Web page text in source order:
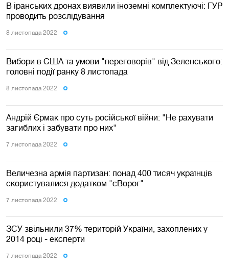
В іранських дронах виявили іноземні комплектуючі: ГУР
проводить розслідування
8 листопада 2022
Вибори в США та умови "переговорів" від Зеленського:
головні події ранку 8 листопада
8 листопада 2022
Андрій Єрмак про суть російської війни: "Не рахувати
загиблих і забувати про них"
7 листопада 2022
Величезна армія партизан: понад 400 тисяч українців
скористувалися додатком "єВорог"
7 листопада 2022
ЗСУ звільнили 37% територій України, захоплених у
2014 році - експерти
7 листопада 2022